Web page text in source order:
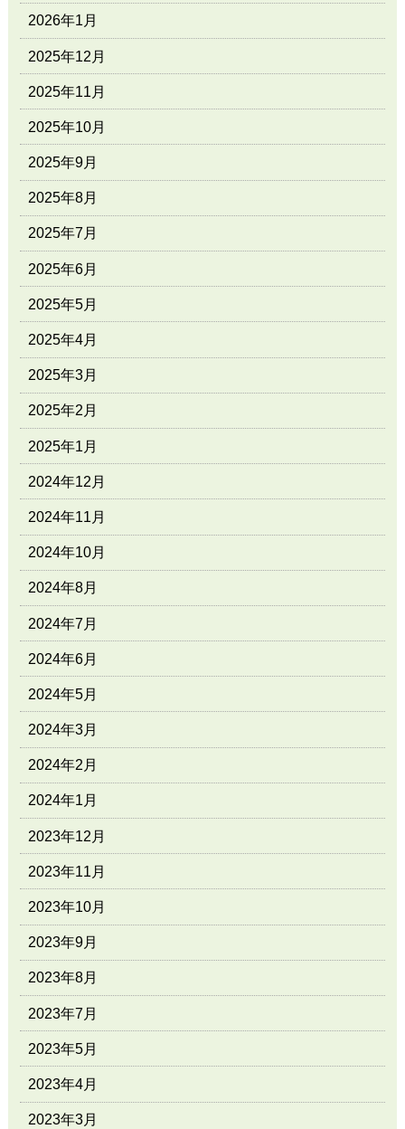
2026年1月
2025年12月
2025年11月
2025年10月
2025年9月
2025年8月
2025年7月
2025年6月
2025年5月
2025年4月
2025年3月
2025年2月
2025年1月
2024年12月
2024年11月
2024年10月
2024年8月
2024年7月
2024年6月
2024年5月
2024年3月
2024年2月
2024年1月
2023年12月
2023年11月
2023年10月
2023年9月
2023年8月
2023年7月
2023年5月
2023年4月
2023年3月